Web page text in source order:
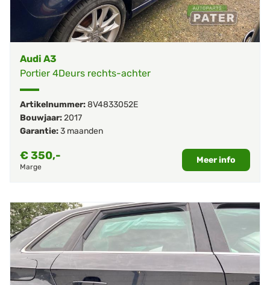
Audi A3
Portier 4Deurs rechts-achter
Artikelnummer:8V4833052E
Bouwjaar:2017
Garantie:3 maanden
€350,-
Marge
Meer info